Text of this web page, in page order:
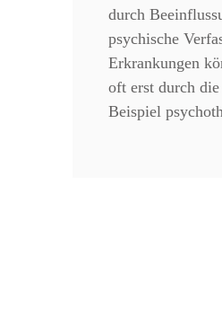
durch
psychische
Erkrankungen
oft erst durch
Beispiel